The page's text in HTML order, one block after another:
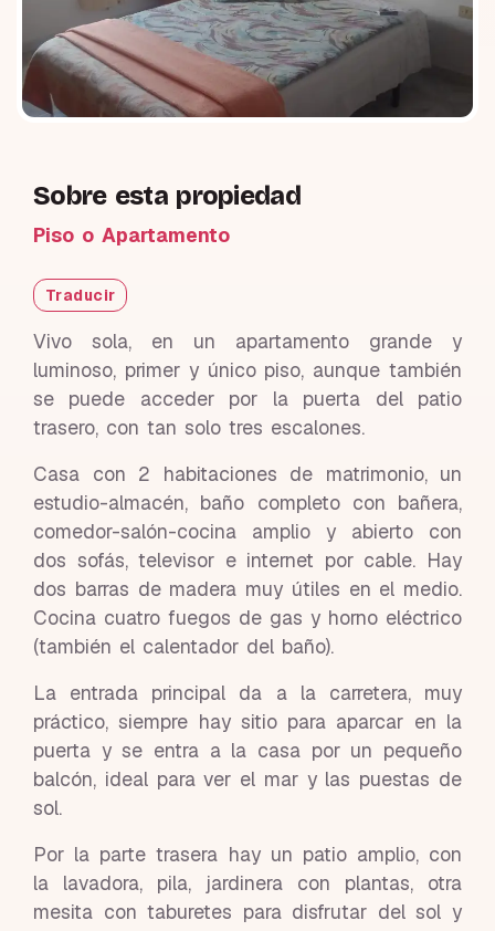
Sobre esta propiedad
Piso o Apartamento
Traducir
Vivo sola, en un apartamento grande y
luminoso, primer y único piso, aunque también
se puede acceder por la puerta del patio
trasero, con tan solo tres escalones.
Casa con 2 habitaciones de matrimonio, un
estudio-almacén, baño completo con bañera,
comedor-salón-cocina amplio y abierto con
dos sofás, televisor e internet por cable. Hay
dos barras de madera muy útiles en el medio.
Cocina cuatro fuegos de gas y horno eléctrico
(también el calentador del baño).
La entrada principal da a la carretera, muy
práctico, siempre hay sitio para aparcar en la
puerta y se entra a la casa por un pequeño
balcón, ideal para ver el mar y las puestas de
sol.
Por la parte trasera hay un patio amplio, con
la lavadora, pila, jardinera con plantas, otra
mesita con taburetes para disfrutar del sol y